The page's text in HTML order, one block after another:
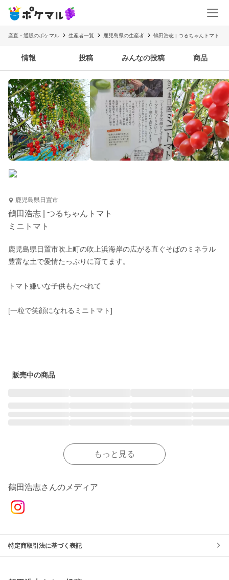
産直・通販のポケマル 生産者一覧 鹿児島県の生産者 鶴田浩志 | つるちゃんトマト
情報 投稿 みんなの投稿 商品
鹿児島県日置市
鶴田浩志 | つるちゃんトマト
ミニトマト
鹿児島県日置市吹上町の吹上浜海岸の広がる直ぐそばのミネラル
豊富な土で愛情たっぷりに育てます。
トマト嫌いな子供もたべれて
[一粒で笑顔になれるミニトマト]
販売中の商品
もっと見る
鶴田浩志さんのメディア
特定商取引法に基づく表記